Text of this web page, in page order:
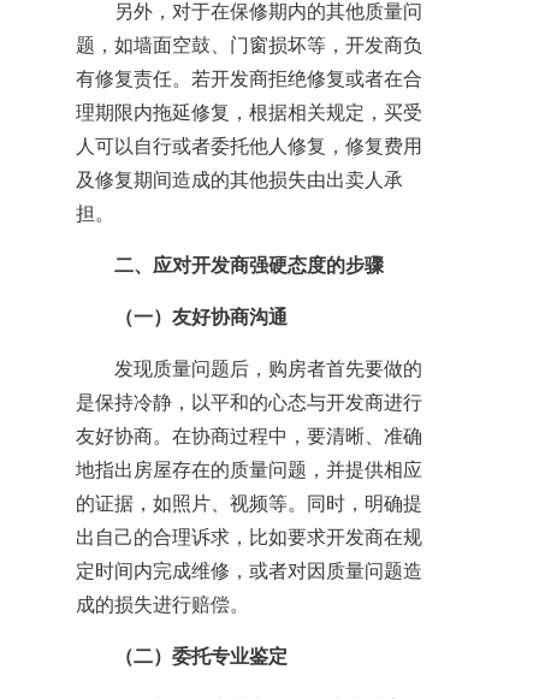
另外，对于在保修期内的其他质量问
题，如墙面空鼓、门窗损坏等，开发商负
有修复责任。若开发商拒绝修复或者在合
理期限内拖延修复，根据相关规定，买受
人可以自行或者委托他人修复，修复费用
及修复期间造成的其他损失由出卖人承
担。
二、应对开发商强硬态度的步骤
（一）友好协商沟通
发现质量问题后，购房者首先要做的
是保持冷静，以平和的心态与开发商进行
友好协商。在协商过程中，要清晰、准确
地指出房屋存在的质量问题，并提供相应
的证据，如照片、视频等。同时，明确提
出自己的合理诉求，比如要求开发商在规
定时间内完成维修，或者对因质量问题造
成的损失进行赔偿。
（二）委托专业鉴定